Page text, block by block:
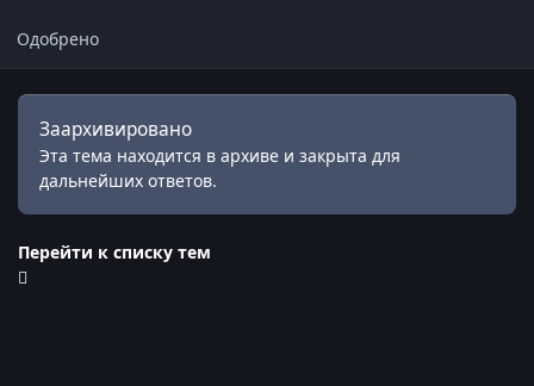
Одобрено
Заархивировано
Эта тема находится в архиве и закрыта для
дальнейших ответов.
Перейти к списку тем